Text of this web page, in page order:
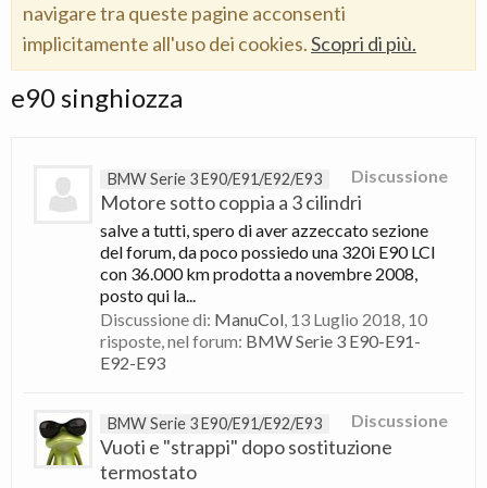
navigare tra queste pagine acconsenti
implicitamente all'uso dei cookies.Scopri di più.
e90 singhiozza
Discussione
BMW Serie 3 E90/E91/E92/E93
Motore sotto coppia a 3 cilindri
salve a tutti, spero di aver azzeccato sezione
del forum, da poco possiedo una 320i E90 LCI
con 36.000 km prodotta a novembre 2008,
posto qui la...
Discussione di: ManuCol, 13 Luglio 2018, 10
risposte, nel forum: BMW Serie 3 E90-E91-
E92-E93
Discussione
BMW Serie 3 E90/E91/E92/E93
Vuoti e "strappi" dopo sostituzione
termostato